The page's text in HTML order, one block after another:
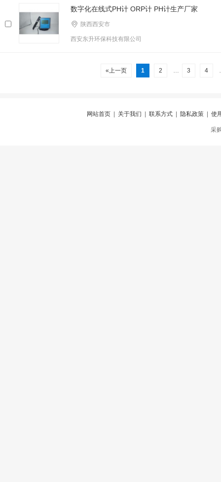
数字化在线式PH计 ORP计 PH计生产厂家
陕西西安市
西安东升环保科技有限公司
«上一页 1 2 … 3 4
网站首页| 关于我们 联系方式| 隐私政策| 使
采